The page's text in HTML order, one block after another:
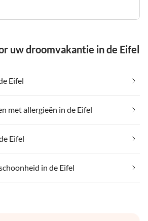
uw droomvakantie in de Eifel
Eifel
met allergieën in de Eifel
Eifel
in de Eifel